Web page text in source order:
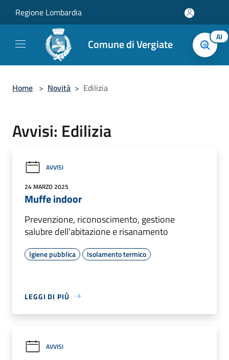
Regione Lombardia
Comune di Vergiate AI
Home > Novità > Edilizia
Avvisi: Edilizia
AVVISI
24 MARZO 2025
Muffe indoor
Prevenzione, riconoscimento, gestione
salubre dell’abitazione e risanamento
Igiene pubblica Isolamento termico
LEGGI DI PIÙ
AVVISI